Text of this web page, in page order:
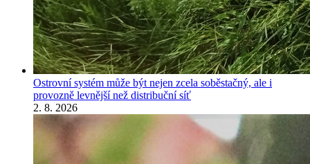
Ostrovní systém může být nejen zcela soběstačný, ale i
provozně levnější než distribuční síť
2. 8. 2026